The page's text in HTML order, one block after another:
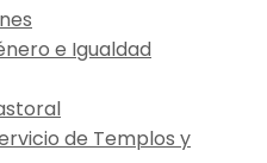
e Igualdad
de Templos y